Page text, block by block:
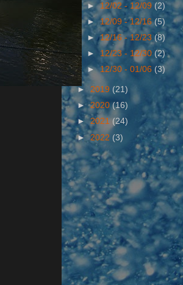
►12/02 - 12/09 (2)
►12/09 - 12/16(5)
►12/16 - 12/23(8)
► 12/23 - 12/30 (2)
►12/30 - 01/06 (3)
► 2019 (21)
►2020(16)
►2021(24)
► 2022 (3)